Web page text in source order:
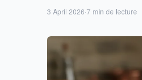
3 April 2026·7 min de lecture